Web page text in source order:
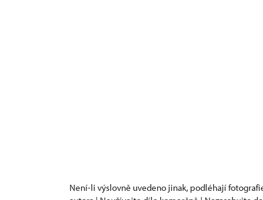
Není-li výslovně uvedeno jinak, podléhají